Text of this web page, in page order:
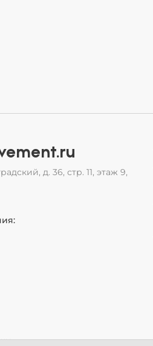
д. 36, стр. 11, этаж 9,